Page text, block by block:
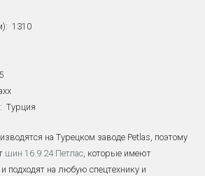
1310
Турция
на Турецком заводе Petlas, поэтому
шин 16.9 24 Петлас, которые имеют
подходят на любую спецтехнику и